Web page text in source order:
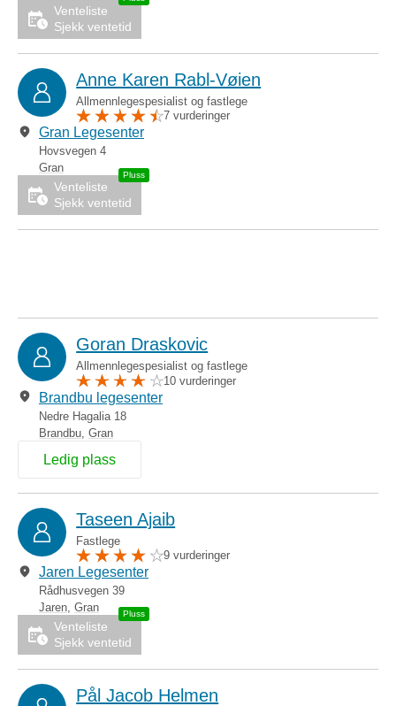
Venteliste
Sjekk ventetid
Anne Karen Rabl-Vøien
Allmennlegespesialist og fastlege
7 vurderinger
Gran Legesenter
Hovsvegen 4
Gran
Venteliste
Sjekk ventetid
Goran Draskovic
Allmennlegespesialist og fastlege
10 vurderinger
Brandbu legesenter
Nedre Hagalia 18
Brandbu Gran
Ledig plass
Taseen Ajaib
Fastlege
9 vurderinger
Jaren Legesenter
Rådhusvegen 39
Jaren Gran
Venteliste
Sjekk ventetid
Pål Jacob Helmen